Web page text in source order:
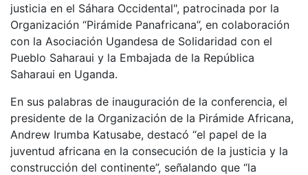
justicia en el Sáhara Occidental", patrocinada por la
Organización “Pirámide Panafricana”, en colaboración
con la Asociación Ugandesa de Solidaridad con el
Pueblo Saharaui y la Embajada de la República
Saharaui en Uganda.
En sus palabras de inauguración de la conferencia, el
presidente de la Organización de la Pirámide Africana,
Andrew Irumba Katusabe, destacó “el papel de la
juventud africana en la consecución de la justicia y la
construcción del continente”, señalando que “la